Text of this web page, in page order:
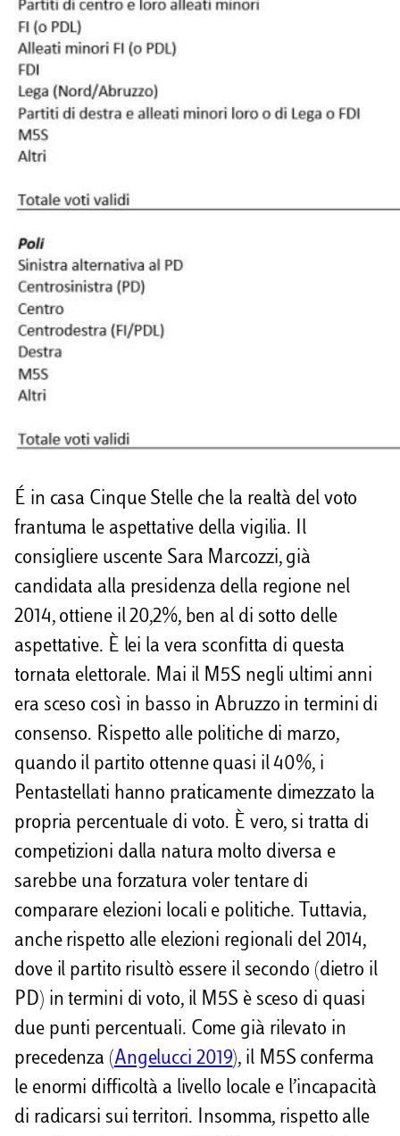
É in casa Cinque Stelle che la realtà del voto
frantuma le aspettative della vigilia. Il
consigliere uscente Sara Marcozzi, già
candidata alla presidenza della regione nel
2014, ottiene il 20,2%, ben al di sotto delle
aspettative. È lei la vera sconfitta di questa
tornata elettorale. Mai il M5S negli ultimi anni
era sceso così in basso in Abruzzo in termini di
consenso. Rispetto alle politiche di marzo,
quando il partito ottenne quasi il 40%, i
Pentastellati hanno praticamente dimezzato la
propria percentuale di voto. È vero, si tratta di
competizioni dalla natura molto diversa e
sarebbe una forzatura voler tentare di
comparare elezioni locali e politiche. Tuttavia,
anche rispetto alle elezioni regionali del 2014,
dove il partito risultò essere il secondo (dietro il
PD) in termini di voto, il M5S è sceso di quasi
due punti percentuali. Come già rilevato in
precedenza (Angelucci 2019), il M5S conferma
le enormi difficoltà a livello locale e l’incapacità
di radicarsi sui territori. Insomma, rispetto alle